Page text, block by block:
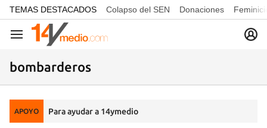
common.go-to-content
TEMAS DESTACADOS Colapso del SEN Donaciones
Navegación
bombarderos
APOYO Para ayudar a 14ymedio